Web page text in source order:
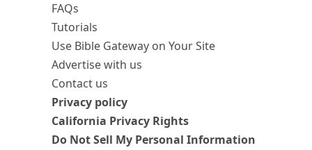
FAQs
Tutorials
Use Bible Gateway on Your Site
Advertise with us
Contact us
Privacy policy
California Privacy Rights
Do Not Sell My Personal Information